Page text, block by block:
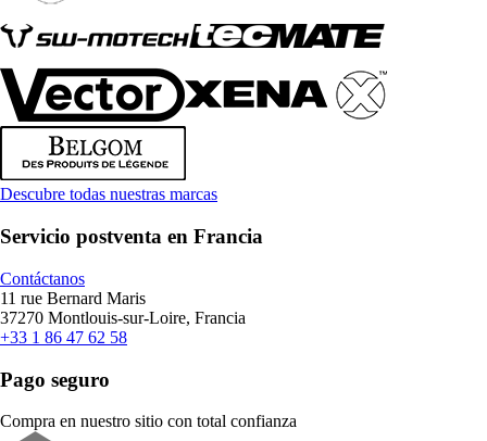
Descubre todas nuestras marcas
Servicio postventa en Francia
Contáctanos
11 rue Bernard Maris
37270 Montlouis-sur-Loire, Francia
+33 1 86 47 62 58
Pago seguro
Compra en nuestro sitio con total confianza